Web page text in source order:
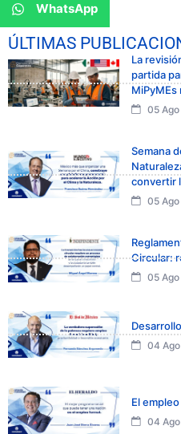
WhatsApp
ÚLTIMAS
La
partida
MiPyMEs
05
Semana
convertir
05
Circular:
05
04
El
04